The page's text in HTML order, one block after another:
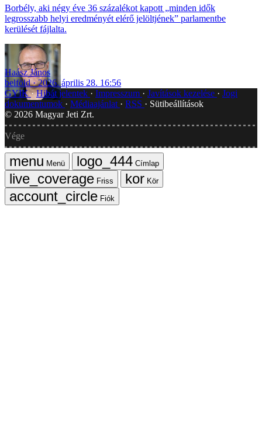
Borbély, aki négy éve 36 százalékot kapott „minden idők
legrosszabb helyi eredményét elérő jelöltjének” parlamentbe
kerülését fájlalta.
Haász János
belföld
2026. április 28. 16:56
GYIK Hibát jelentek Impresszum Javítások kezelése
Jogi
dokumentumok
Médiaajánlat RSS
Sütibeállítások
© 2026 Magyar Jeti Zrt.
Vége
Menü
Címlap
Friss
Kör
Fiók